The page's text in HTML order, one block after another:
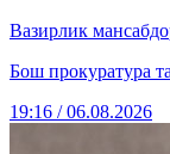
Вазирлик
Бош прокуратура
19:16 / 06.08.2026